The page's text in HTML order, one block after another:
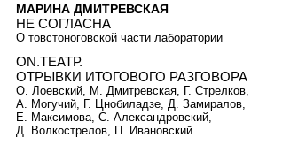
МАРИНА ДМИТРЕВСКАЯ
НЕ СОГЛАСНА
О товстоноговской части лаборатории
ON.TEATР.
ОТРЫВКИ ИТОГОВОГО РАЗГОВОРА
О. Лоевский, М. Дмитревская, Г. Стрелков,
А. Могучий, Г. Цнобиладзе, Д. Замиралов,
Е. Максимова, С. Александровский,
Д. Волкострелов, П. Ивановский